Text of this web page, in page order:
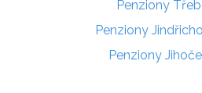
Penziony
Penziony
Penziony